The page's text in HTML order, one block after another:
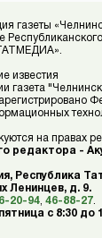
газеты
известия
газета
на правах
редактора -
Республика
Ленинцев, д. 9.
20-94, 46-88-27.
с 8:30 до